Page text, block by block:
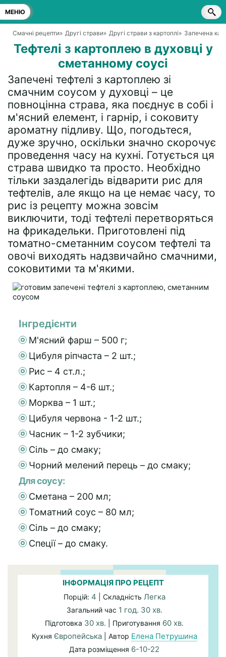
МЕНЮ
Смачні рецепти» Другі страви» Другі страви з картоплі» Запечена
Тефтелі з картоплею в духовці у
сметанному соусі
Запечені тефтелі з картоплею зі
смачним соусом у духовці – це
повноцінна страва, яка поєднує в собі і
м'ясний елемент, і гарнір, і соковиту
ароматну підливу. Що, погодьтеся,
дуже зручно, оскільки значно скорочує
проведення часу на кухні. Готується ця
страва швидко та просто. Необхідно
тільки заздалегідь відварити рис для
тефтелів, але якщо на це немає часу, то
рис із рецепту можна зовсім
виключити, тоді тефтелі перетворяться
на фрикадельки. Приготовлені під
томатно-сметанним соусом тефтелі та
овочі виходять надзвичайно смачними,
соковитими та м'якими.
Інгредієнти
М'ясний фарш – 500 г;
Цибуля ріпчаста – 2 шт.;
Рис – 4 ст.л.;
Картопля – 4-6 шт.;
Морква – 1 шт.;
Цибуля червона - 1-2 шт.;
Часник – 1-2 зубчики;
Сіль – до смаку;
Чорний мелений перець – до смаку;
Для соусу:
Сметана – 200 мл;
Томатний соус – 80 мл;
Сіль – до смаку;
Спеції – до смаку.
ІНФОРМАЦІЯ ПРО РЕЦЕПТ
Порцій: 4 | Складність Легка
Загальний час 1 год. 30 хв.
Підготовка 30 хв. | Приготування 60 хв.
Кухня Європейська| Автор Елена Петрушина
Дата розміщення 6-10-22